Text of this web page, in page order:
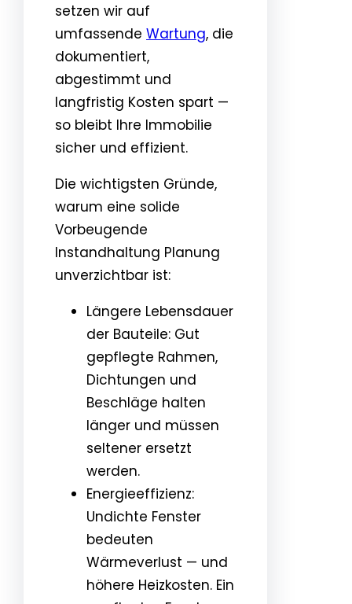
setzen wir auf
umfassende Wartung, die
dokumentiert,
abgestimmt und
langfristig Kosten spart —
so bleibt Ihre Immobilie
sicher und effizient.
Die wichtigsten Gründe,
warum eine solide
Vorbeugende
Instandhaltung Planung
unverzichtbar ist:
Längere Lebensdauer
der Bauteile: Gut
gepflegte Rahmen,
Dichtungen und
Beschläge halten
länger und müssen
seltener ersetzt
werden.
Energieeffizienz:
Undichte Fenster
bedeuten
Wärmeverlust — und
höhere Heizkosten. Ein